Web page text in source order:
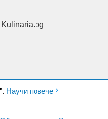
Научи повече
Kulinaria.bg
Всички права запазени.